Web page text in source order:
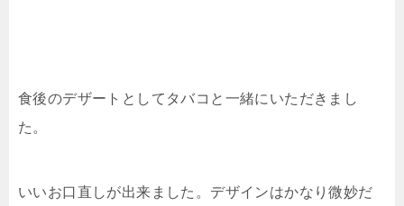
食後のデザートとしてタバコと一緒にいただきまし
た。
いいお口直しが出来ました。デザインはかなり微妙だ